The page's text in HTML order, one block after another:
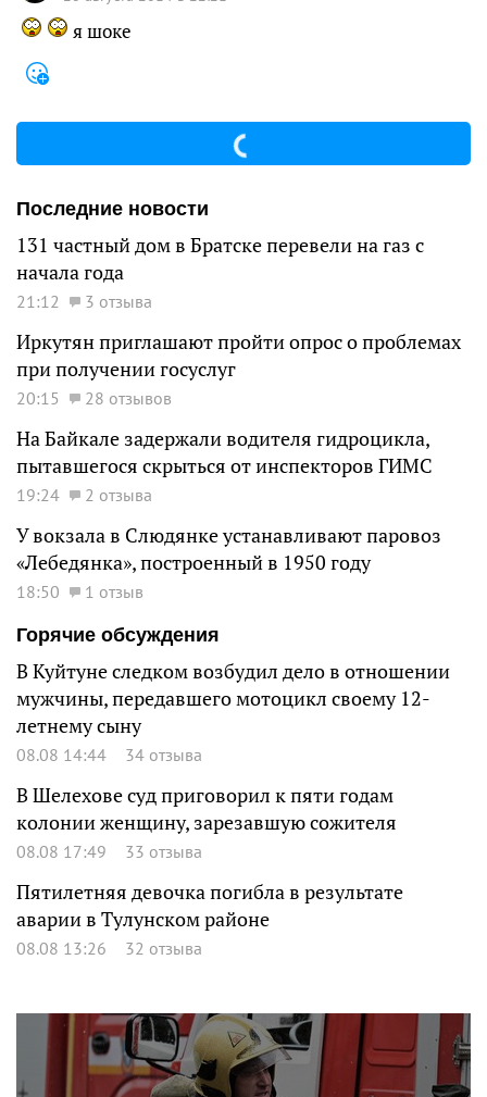
я шоке
Последние новости
131 частный дом в Братске перевели на газ с
начала года
21:12 3 отзыва
Иркутян приглашают пройти опрос о проблемах
при получении госуслуг
20:15 28 отзывов
На Байкале задержали водителя гидроцикла,
пытавшегося скрыться от инспекторов ГИМС
19:24 2 отзыва
У вокзала в Слюдянке устанавливают паровоз
«Лебедянка», построенный в 1950 году
18:50
1 отзыв
Горячие обсуждения
В Куйтуне следком возбудил дело в отношении
мужчины, передавшего мотоцикл своему 12-
летнему сыну
08.08 14:44 34 отзыва
В Шелехове суд приговорил к пяти годам
колонии женщину, зарезавшую сожителя
08.08 17:49 33 отзыва
Пятилетняя девочка погибла в результате
аварии в Тулунском районе
08.08 13:26 32 отзыва